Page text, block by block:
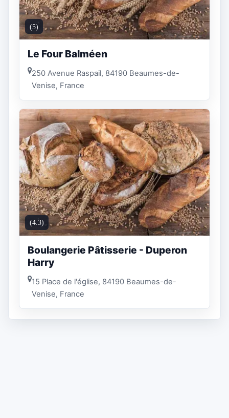
(5)
Le Four Balméen
250 Avenue Raspail, 84190 Beaumes-de-
Venise, France
(4.3)
Boulangerie Pâtisserie - Duperon
Harry
15 Place de l'église, 84190 Beaumes-de-
Venise, France